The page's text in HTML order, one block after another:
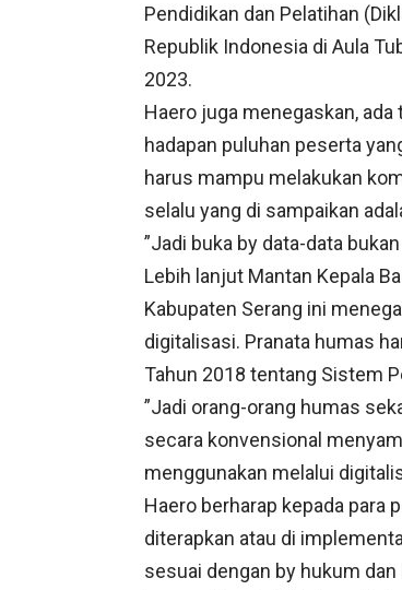
Pendidikan dan Pelatihan
Republik Indonesia di Aula
2023.
Haero juga menegaskan,
hadapan puluhan peserta
harus mampu melakukan
selalu yang di sampaikan
”Jadi buka by data-data
Lebih lanjut Mantan Kepala
Kabupaten Serang ini
digitalisasi. Pranata humas
Tahun 2018 tentang Sistem
”Jadi orang-orang humas
secara konvensional
menggunakan melalui
Haero berharap kepada para
diterapkan atau di
sesuai dengan by hukum